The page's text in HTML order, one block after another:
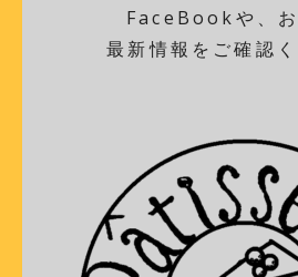
FaceBookや、
最新情報をご確認く